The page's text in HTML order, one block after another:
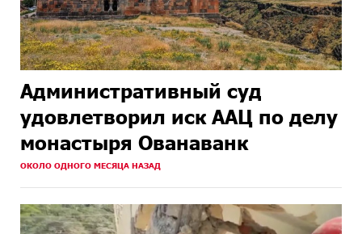
Административный суд
удовлетворил иск ААЦ по делу
монастыря Ованаванк
ОКОЛО ОДНОГО МЕСЯЦА НАЗАД